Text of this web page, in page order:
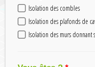
Isolation des combles
Isolation des plafonds de
Isolation des murs donnant